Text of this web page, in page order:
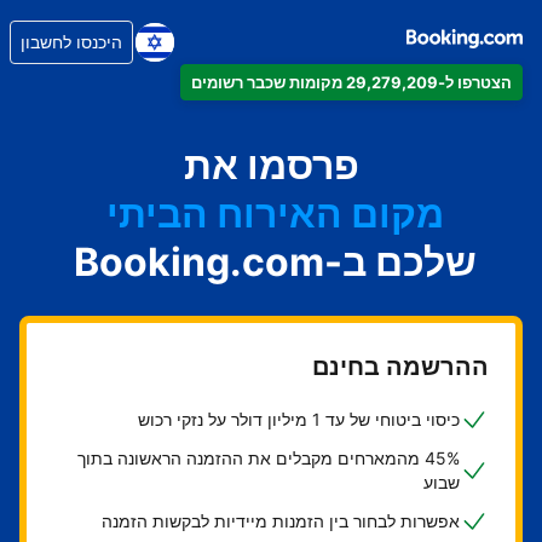
הצטרפו ל-29,279,209 מקומות שכבר רשומים
היכנסו לחשבון
פרסמו את
הדירה
המלון
מקום האירוח הביתי
בית ההארחה
ה-B&B
שלכם ב-Booking.com
ההרשמה בחינם
כיסוי ביטוחי של עד 1 מיליון דולר על נזקי רכוש
45% מהמארחים מקבלים את ההזמנה הראשונה בתוך
שבוע
אפשרות לבחור בין הזמנות מיידיות לבקשות הזמנה